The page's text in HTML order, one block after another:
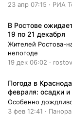
23 апр 07:15 · РИА
В Ростове
19 по 21 декабря
Жителей Ростова-
непогоде
19 дек 06:02 ·
Погода в
февраля: осадки и
Особенно
3 фев 12:41 ·